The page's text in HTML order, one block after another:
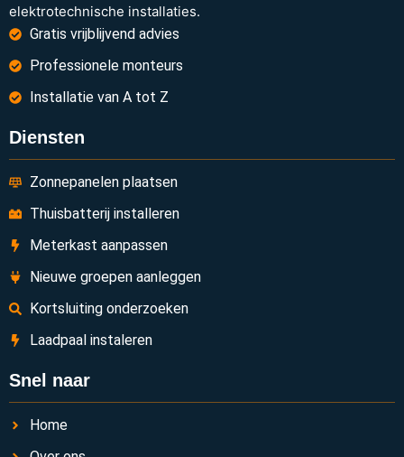
elektrotechnische installaties.
Gratis vrijblijvend advies
Professionele monteurs
Installatie van A tot Z
Diensten
Zonnepanelen plaatsen
Thuisbatterij installeren
Meterkast aanpassen
Nieuwe groepen aanleggen
Kortsluiting onderzoeken
Laadpaal instaleren
Snel naar
Home